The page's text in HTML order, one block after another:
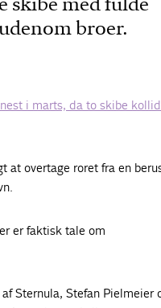
broer.
i marts, da to skibe
at overtage roret fra en
er faktisk tale om
Sternula, Stefan Pielmeier